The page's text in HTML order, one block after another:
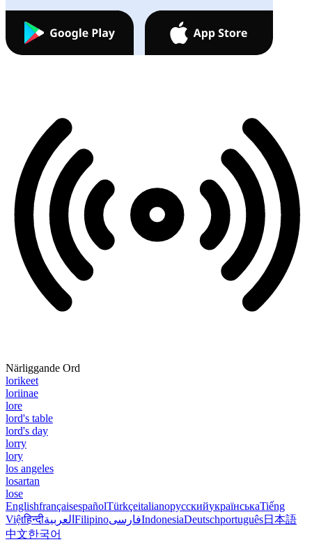
Närliggande Ord
lorikeet
loriinae
lore
lord's table
lord's day
lorry
lory
los angeles
losartan
lose
EnglishfrançaisespañolTürkçeitalianoрусскийукраїнськаTiếng
Việtहिन्दीالعربية FilipinoفارسیIndonesiaDeutschportuguês日本語
中文한국어